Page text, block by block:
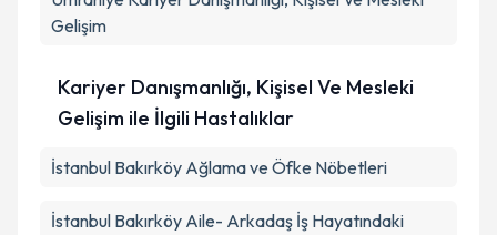
Gelişim
Kariyer Danışmanlığı, Kişisel Ve Mesleki
Gelişim ile İlgili Hastalıklar
İstanbul Bakırköy Ağlama ve Öfke Nöbetleri
İstanbul Bakırköy Aile- Arkadaş İş Hayatındaki